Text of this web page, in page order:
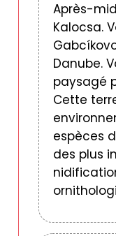
Après-
Kalocsa.
Danube.
paysagé
Cette
espèces
des plus